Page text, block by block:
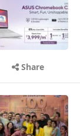
Share